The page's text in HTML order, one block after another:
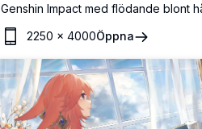
Genshin Impact med flödande blont
liljor. Den mjuka pastellfärgpaletten
atmosfären skapar en lugn, eterisk
anime-entusiaster och Genshin
2250 ×4000Öppna